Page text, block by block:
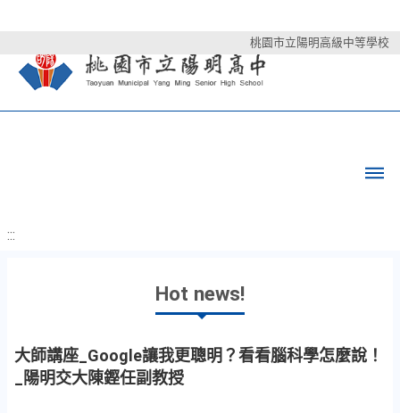
桃園市立陽明高級中等學校
:::
Hot news!
大師講座_Google讓我更聰明？看看腦科學怎麼說！
_陽明交大陳鏗任副教授